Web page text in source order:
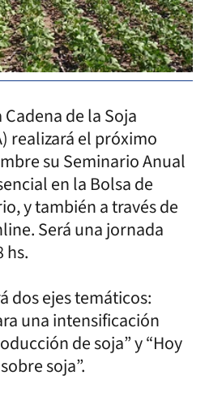
de la Soja
realizará el próximo
su Seminario Anual
en la Bolsa de
y también a través de
Será una jornada
hs.
dos ejes temáticos:
una intensificación
de soja” y “Hoy
soja”.